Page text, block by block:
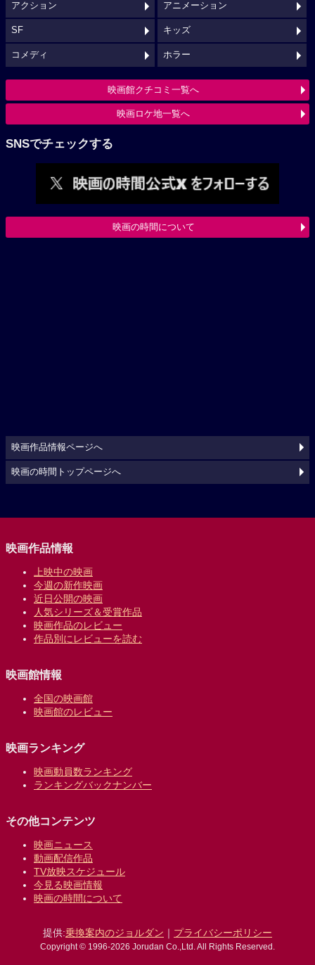
アクション アニメーション
SF キッズ
コメディ ホラー
映画館クチコミ一覧へ
映画ロケ地一覧へ
SNSでチェックする
映画の時間について
映画作品情報ページへ
映画の時間トップページへ
映画作品情報
上映中の映画
今週の新作映画
近日公開の映画
人気シリーズ＆受賞作品
映画作品のレビュー
作品別にレビューを読む
映画館情報
全国の映画館
映画館のレビュー
映画ランキング
映画動員数ランキング
ランキングバックナンバー
その他コンテンツ
映画ニュース
動画配信作品
TV放映スケジュール
今見る映画情報
映画の時間について
提供:乗換案内のジョルダン ｜ プライバシーポリシー
Copyright © 1996-2026 Jorudan Co.,Ltd. All Rights Reserved.